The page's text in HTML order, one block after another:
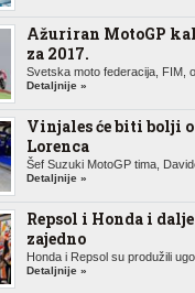
Ažuriran MotoGP
za 2017.
Svetska moto federacija, FIM,
Detaljnije »
Vinjales će biti bolji
Lorenca
Šef Suzuki MotoGP tima,
Detaljnije »
Repsol i Honda i dalje
zajedno
Honda i Repsol su produžili
Detaljnije »